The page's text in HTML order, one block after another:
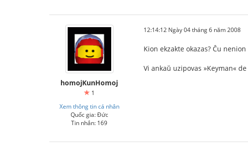
homojKunHomoj
1
Xem thông tin cá nhân
Quốc gia: Đức
Tin nhắn: 169
12:14:12 Ngày 04 tháng 6 năm 2008
Kion ekzakte okazas? Ĉu
Vi ankaŭ uzipovas »Keyman«